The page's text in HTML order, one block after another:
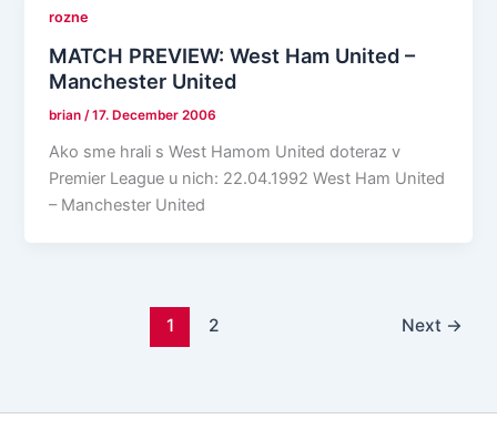
rozne
MATCH PREVIEW: West Ham United –
Manchester United
brian/17. December 2006
Ako sme hrali s West Hamom United doteraz v
Premier League u nich: 22.04.1992 West Ham United
– Manchester United
1 2 Next →